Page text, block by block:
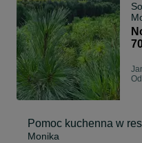
Sosna,
Pomoc kuchenna w
Monika